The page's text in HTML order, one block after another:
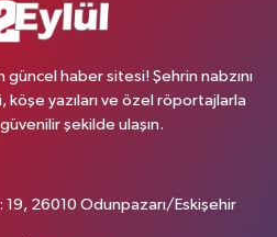
güncel haber sitesi! Şehrin nabzını
yazıları ve özel röportajlarla
güvenilir şekilde ulaşın.
19, 26010 Odunpazarı/Eskişehir